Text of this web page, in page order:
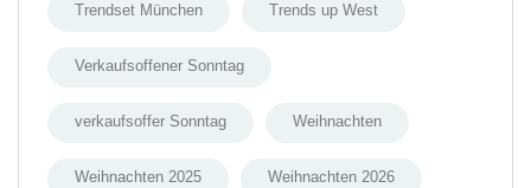
Trendset München Trends up West
Verkaufsoffener Sonntag
verkaufsoffer Sonntag Weihnachten
Weihnachten 2025 Weihnachten 2026